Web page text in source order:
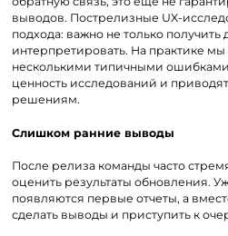
выводов. Пострелизные UX-
подхода: важно не только
интерпретировать. На практике
несколькими типичными
ценность исследований и
решениям.
Слишком ранние выводы
После релиза команды часто
оценить результаты обновления.
появляются первые отчеты, а
сделать выводы и приступить к